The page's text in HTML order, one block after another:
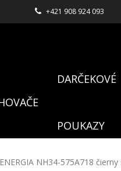
+421 908 924 093
DARČEKOVÉ
POUKAZY
NH34-575A718